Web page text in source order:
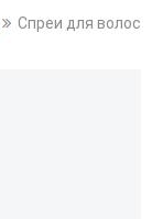
Спреи для волос